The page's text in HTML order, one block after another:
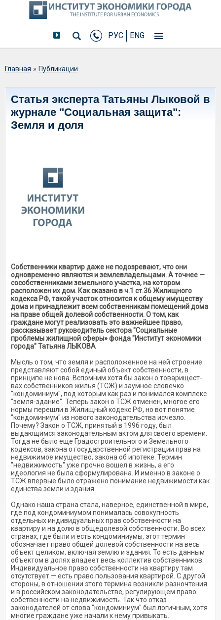
РУС ENG
Вы здесь
Главная » Публикации
Статья эксперта Татьяны Лыковой в
журнале "Социальная защита":
Земля и доля
Собственники квартир даже не подозревают, что они
одновременно являются и землевладельцами. А точнее —
сособственниками земельного участка, на котором
расположен их дом. Как сказано в ч.1 ст.36 Жилищного
кодекса РФ, такой участок относится к общему имуществу
дома и принадлежит всем собственникам помещений дома
на праве общей долевой собственности. О том, как
граждане могут реализовать это важнейшее право,
рассказывает руководитель сектора "Социальные
проблемы жилищной сферы» фонда "Институт экономики
города" Татьяна ЛЫКОВА
Мысль о том, что земля и расположенное на ней строение
представляют собой единый объект собственно­сти, в
принципе не нова. Вспом­ним хотя бы закон о товарищест­
вах собственников жилья (ТСЖ) и заумное словечко
"кондомини­ум", под которым как раз и пони­мался комплекс
"земля-здание". Теперь закон о ТСЖ отменен, многое его
нормы перешли в Жи­лищный кодекс РФ, но вот поня­тие
"кондоминиум" из нового за­конодательства исчезло.
Почему? Закон о ТСЖ, принятый в 1996 году, был
выдающимся законода­тельным актом для своего време­ни.
Тогда не было еще Градостро­ительного и Земельного
кодексов, закона о государственной регист­рации прав на
недвижимое имущество, закона об ипотеке. Тер­мин
"недвижимость" уже прочно вошел в жизнь, а его
идеология не была сформулирована. И именно в законе о
ТСЖ впервые было от­ражено понимание недвижимос­ти как
единства земли и здания.
Однако наша страна стала, на­верное, единственной в мире,
где под кондоминиумом понималась совокупность
отдельных индиви­дуальных прав собственности на
квартиру и на долю в общедоле­вой собственности. Во всех
стра­нах, где были и есть кондоминиу­мы, этот термин
обозначает право общей долевой собственности на весь
объект целиком, включая землю и здания. То есть данным
объектом в долях владеет весь коллектив собственников.
Инди­видуальное право собственности на квартиру там
отсутствует — есть право пользования кварти­рой. С другой
стороны, в отноше­нии этого термина возникли раз­ночтения
и в российском законо­дательстве, регулирующем право
собственности на недвижимость. Так что отказ
законодателей от слова "кондоминиум" был логич­ным, хотя
многие граждане уже начали к нему привыкать.